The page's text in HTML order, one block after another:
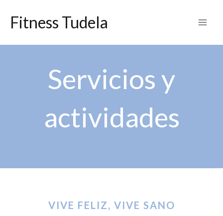
Fitness Tudela
Servicios y
actividades
VIVE FELIZ, VIVE SANO